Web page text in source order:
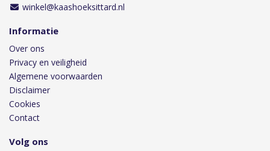
winkel@kaashoeksittard.nl
Informatie
Over ons
Privacy en veiligheid
Algemene voorwaarden
Disclaimer
Cookies
Contact
Volg ons